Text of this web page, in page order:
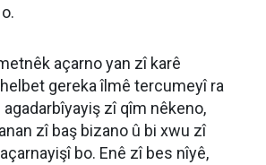
açarno yan zî karê
gereka îlmê tercumeyî ra
agadarbîyayiş zî qîm nêkeno,
zî baş bizano û bi xwu zî
bo. Enê zî bes nîyê,